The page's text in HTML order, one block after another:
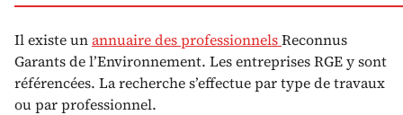
Il existe unannuaire des professionnelsReconnus
Garants de l’Environnement. Les entreprises RGE y sont
référencées. La recherche s’effectue par type de travaux
ou par professionnel.